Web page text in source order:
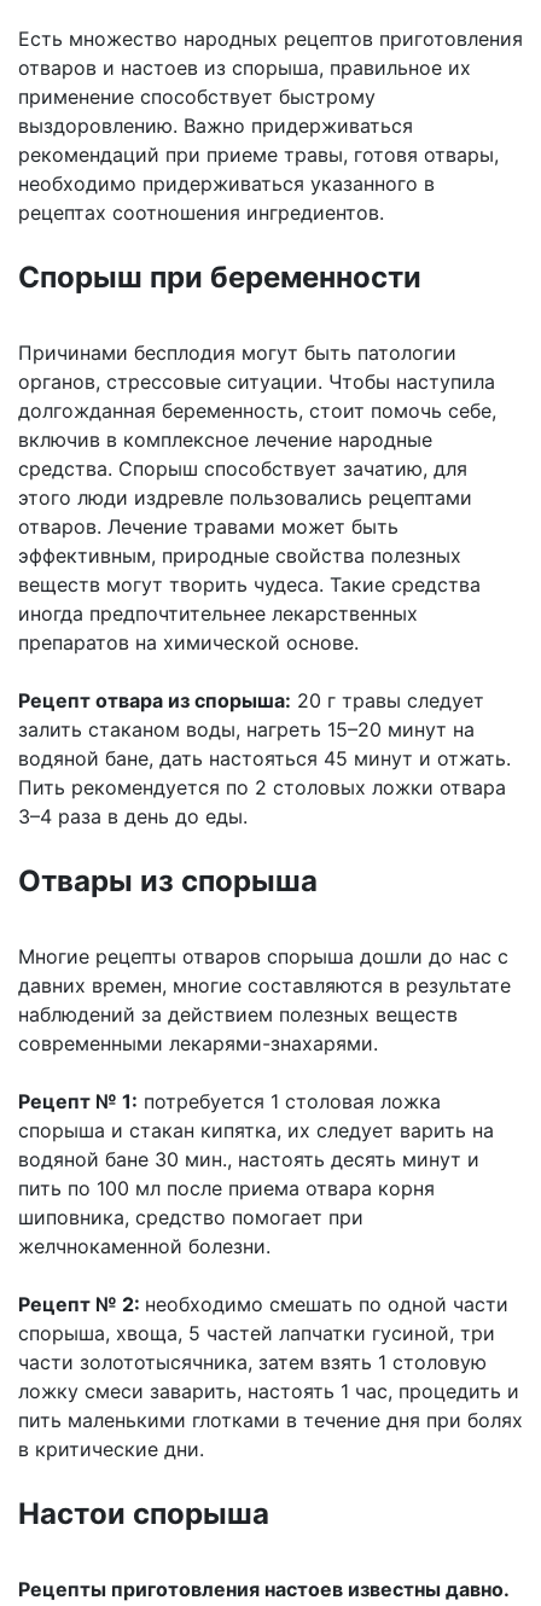
Есть множество народных рецептов приготовления
отваров и настоев из спорыша, правильное их
применение способствует быстрому
выздоровлению. Важно придерживаться
рекомендаций при приеме травы, готовя отвары,
необходимо придерживаться указанного в
рецептах соотношения ингредиентов.
Спорыш при беременности
Причинами бесплодия могут быть патологии
органов, стрессовые ситуации. Чтобы наступила
долгожданная беременность, стоит помочь себе,
включив в комплексное лечение народные
средства. Спорыш способствует зачатию, для
этого люди издревле пользовались рецептами
отваров. Лечение травами может быть
эффективным, природные свойства полезных
веществ могут творить чудеса. Такие средства
иногда предпочтительнее лекарственных
препаратов на химической основе.
Рецепт отвара из спорыша: 20 г травы следует
залить стаканом воды, нагреть 15–20 минут на
водяной бане, дать настояться 45 минут и отжать.
Пить рекомендуется по 2 столовых ложки отвара
3–4 раза в день до еды.
Отвары из спорыша
Многие рецепты отваров спорыша дошли до нас с
давних времен, многие составляются в результате
наблюдений за действием полезных веществ
современными лекарями-знахарями.
Рецепт № 1: потребуется 1 столовая ложка
спорыша и стакан кипятка, их следует варить на
водяной бане 30 мин., настоять десять минут и
пить по 100 мл после приема отвара корня
шиповника, средство помогает при
желчнокаменной болезни.
Рецепт № 2: необходимо смешать по одной части
спорыша, хвоща, 5 частей лапчатки гусиной, три
части золототысячника, затем взять 1 столовую
ложку смеси заварить, настоять 1 час, процедить и
пить маленькими глотками в течение дня при болях
в критические дни.
Настои спорыша
Рецепты приготовления настоев известны давно.